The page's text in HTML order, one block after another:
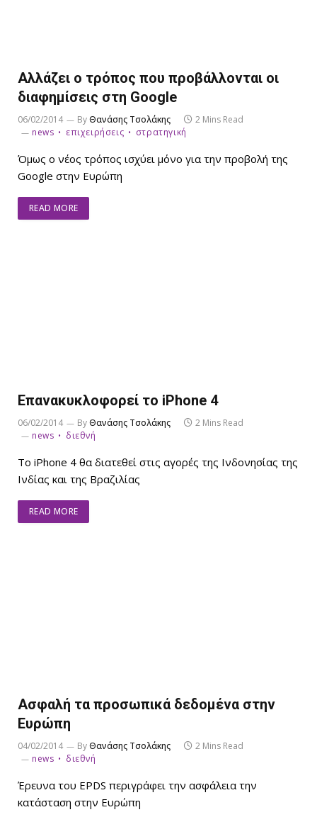
Αλλάζει ο τρόπος που προβάλλονται οι
διαφημίσεις στη Google
06/02/2014 ByΘανάσης Τσολάκης
2 Mins Read
news
επιχειρήσεις στρατηγική
Όμως ο νέος τρόπος ισχύει μόνο για την προβολή της
Google στην Ευρώπη
READ MORE
Επανακυκλοφορεί το iPhone 4
06/02/2014 ByΘανάσης Τσολάκης
2 Mins Read
news
διεθνή
Το iPhone 4 θα διατεθεί στις αγορές της Ινδονησίας της
Ινδίας και της Βραζιλίας
READ MORE
Ασφαλή τα προσωπικά δεδομένα στην
Ευρώπη
04/02/2014 ByΘανάσης Τσολάκης
2 Mins Read
news
διεθνή
Έρευνα του EPDS περιγράφει την ασφάλεια την
κατάσταση στην Ευρώπη